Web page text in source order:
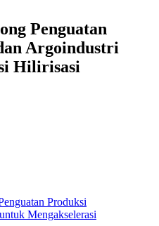
Penguatan
Argoindustri
Hilirisasi